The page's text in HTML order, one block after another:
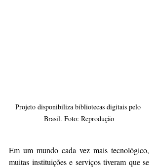
Projeto disponibiliza bibliotecas digitais pelo
Brasil. Foto: Reprodução
Em um mundo cada vez mais tecnológico,
muitas instituições e serviços tiveram que se